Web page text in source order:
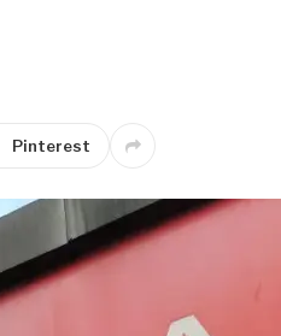
Pinterest